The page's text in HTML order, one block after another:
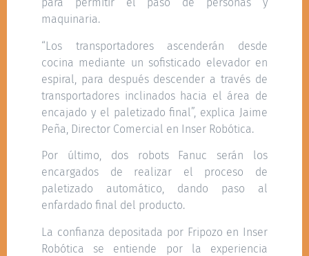
para permitir el paso de personas y
maquinaria.
“Los transportadores ascenderán desde
cocina mediante un sofisticado elevador en
espiral, para después descender a través de
transportadores inclinados hacia el área de
encajado y el paletizado final”, explica Jaime
Peña, Director Comercial en Inser Robótica.
Por último, dos robots Fanuc serán los
encargados de realizar el proceso de
paletizado automático, dando paso al
enfardado final del producto.
La confianza depositada por Fripozo en Inser
Robótica se entiende por la experiencia